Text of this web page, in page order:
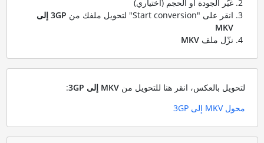
غيّر الجودة أو الحجم (اختياري)
انقر على "Start conversion" لتحويل ملفك من
3GP إلى
MKV
نزّل ملف MKV
لتحويل بالعكس، انقر هنا للتحويل من MKV إلى 3GP
:
محول MKV إلى 3GP